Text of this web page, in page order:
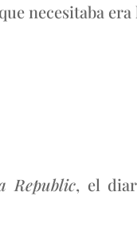
necesitaba
Republic, el